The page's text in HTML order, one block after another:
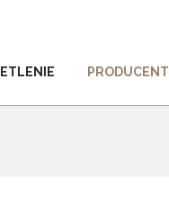
PRODUCENT